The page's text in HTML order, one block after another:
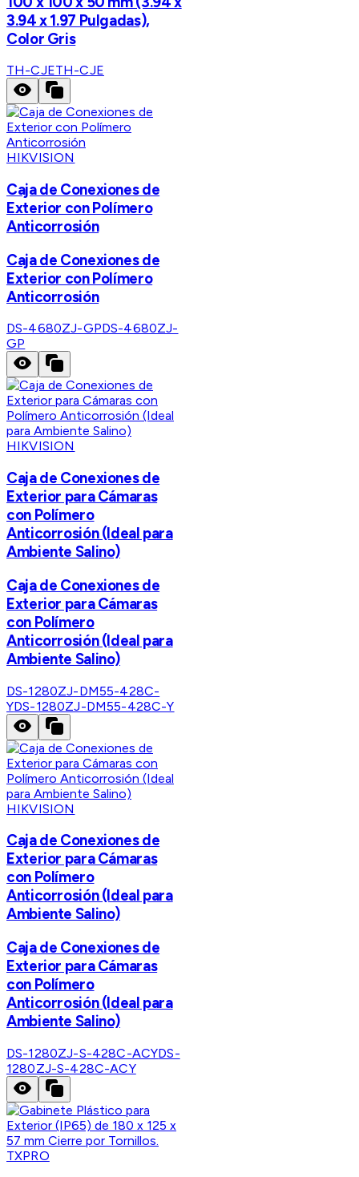
3.94 x 1.97 Pulgadas),
Color Gris
TH-CJETH-CJE
HIKVISION
Caja de Conexiones de
Exterior con Polímero
Anticorrosión
Caja de Conexiones de
Exterior con Polímero
Anticorrosión
DS-4680ZJ-GPDS-4680ZJ-
GP
HIKVISION
Caja de Conexiones de
Exterior para Cámaras
con Polímero
Anticorrosión (Ideal para
Ambiente Salino)
Caja de Conexiones de
Exterior para Cámaras
con Polímero
Anticorrosión (Ideal para
Ambiente Salino)
DS-1280ZJ-DM55-428C-
YDS-1280ZJ-DM55-428C-Y
HIKVISION
Caja de Conexiones de
Exterior para Cámaras
con Polímero
Anticorrosión (Ideal para
Ambiente Salino)
Caja de Conexiones de
Exterior para Cámaras
con Polímero
Anticorrosión (Ideal para
Ambiente Salino)
DS-1280ZJ-S-428C-ACYDS-
1280ZJ-S-428C-ACY
TXPRO